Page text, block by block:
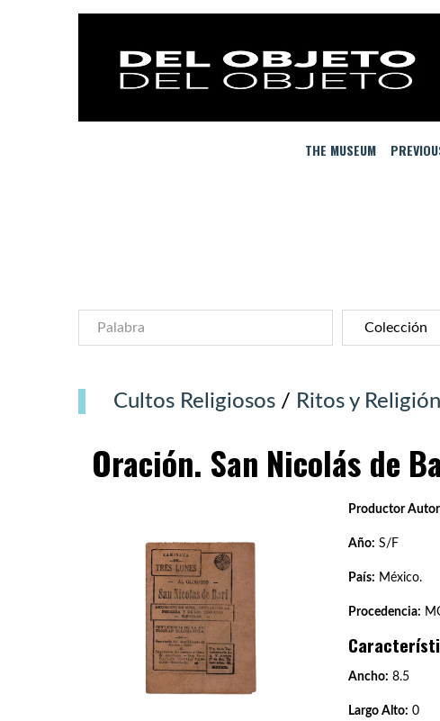
THE MUSEUM
Cultos Religiosos / Ritos y Religión
Oración. San Nicolás de
Productor
Año: S/F
País: México.
Procedencia:
Ancho: 8.5
Largo Alto: 0